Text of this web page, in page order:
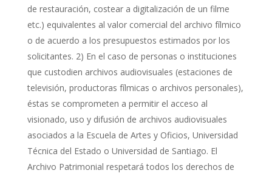
de restauración, costear a digitalización de un filme
etc.) equivalentes al valor comercial del archivo fílmico
o de acuerdo a los presupuestos estimados por los
solicitantes. 2) En el caso de personas o instituciones
que custodien archivos audiovisuales (estaciones de
televisión, productoras fílmicas o archivos personales),
éstas se comprometen a permitir el acceso al
visionado, uso y difusión de archivos audiovisuales
asociados a la Escuela de Artes y Oficios, Universidad
Técnica del Estado o Universidad de Santiago. El
Archivo Patrimonial respetará todos los derechos de